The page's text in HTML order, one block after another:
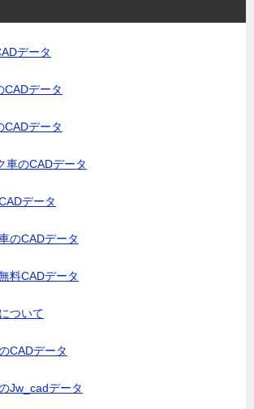
データ
CADデータ
CADデータ
車のCADデータ
データ
のCADデータ
料CADデータ
ついて
CADデータ
Jw_cadデータ